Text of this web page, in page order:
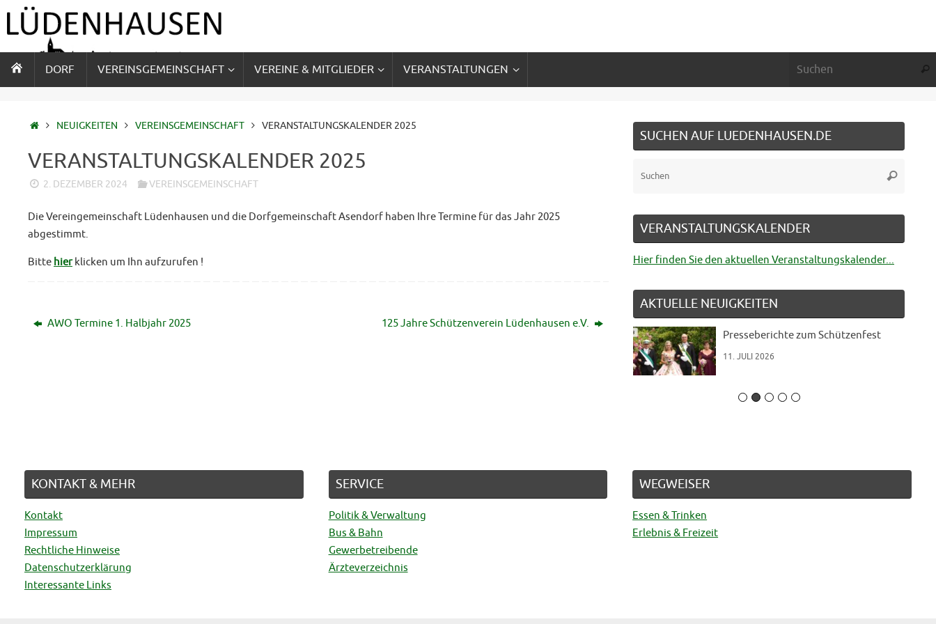
Inhalt
INHALT
SPRINGEN
DORF VEREINSGEMEINSCHAFT VEREINE & MITGLIEDER VERANSTALTUNGEN
STARTSEITE
NEUIGKEITEN VEREINSGEMEINSCHAFT VERANSTALTUNGSKALENDER 2025
VERANSTALTUNGSKALENDER 2025
2. DEZEMBER 2024 VEREINSGEMEINSCHAFT
Die Vereingemeinschaft Lüdenhausen und die Dorfgemeinschaft Asendorf haben Ihre Termine für das Jahr 2025
abgestimmt.
Bitte hierklicken um Ihn aufzurufen !
AWO Termine 1. Halbjahr 2025 125 Jahre Schützenverein Lüdenhausen e.V.
SUCHEN AUF LUEDENHAUSEN.DE
Suchen
VERANSTALTUNGSKALENDER
Hier finden Sie den aktuellen Veranstaltungskalender...
AKTUELLE NEUIGKEITEN
Presseberichte zum Schützenfest
11. JULI 2026
KONTAKT & MEHR
Kontakt
Impressum
Rechtliche Hinweise
Datenschutzerklärung
Interessante Links
SERVICE
Politik & Verwaltung
Bus & Bahn
Gewerbetreibende
Ärzteverzeichnis
WEGWEISER
Essen & Trinken
Erlebnis & Freizeit